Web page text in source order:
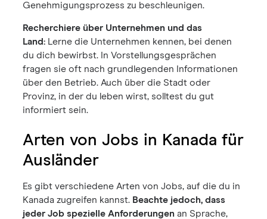
Genehmigungsprozess zu beschleunigen.
Recherchiere über Unternehmen und das
Land: Lerne die Unternehmen kennen, bei denen
du dich bewirbst. In Vorstellungsgesprächen
fragen sie oft nach grundlegenden Informationen
über den Betrieb. Auch über die Stadt oder
Provinz, in der du leben wirst, solltest du gut
informiert sein.
Arten von Jobs in Kanada für
Ausländer
Es gibt verschiedene Arten von Jobs, auf die du in
Kanada zugreifen kannst. Beachte jedoch, dass
jeder Job spezielle Anforderungen an Sprache,